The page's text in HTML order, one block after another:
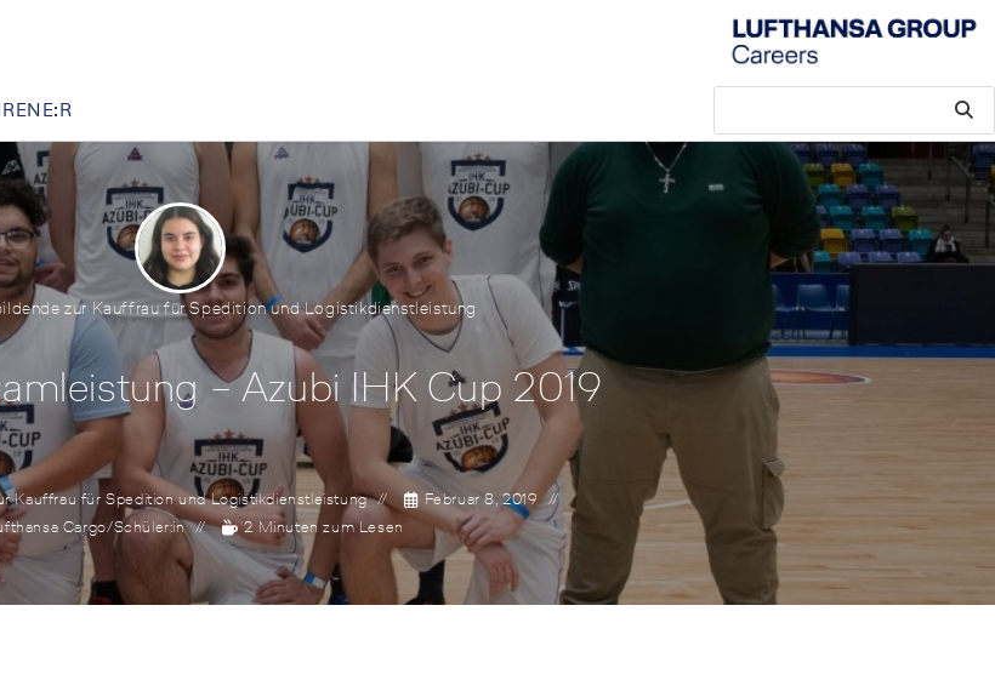
zur Kauffrau für Spedition und Logistikdienstleistung
– Azubi IHK Cup 2019
Kauffrau für Spedition und Logistikdienstleistung
Februar 8, 2019
Cargo/Schüler:in 2 Minuten zum Lesen